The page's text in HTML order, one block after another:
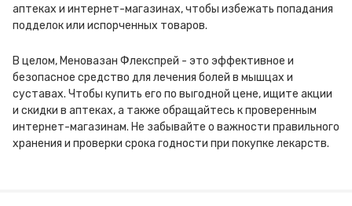
аптеках и интернет-магазинах, чтобы избежать попадания
подделок или испорченных товаров.
В целом, Меновазан Флекспрей - это эффективное и
безопасное средство для лечения болей в мышцах и
суставах. Чтобы купить его по выгодной цене, ищите акции
и скидки в аптеках, а также обращайтесь к проверенным
интернет-магазинам. Не забывайте о важности правильного
хранения и проверки срока годности при покупке лекарств.